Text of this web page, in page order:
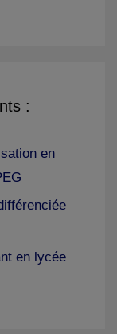
:
en
en lycée